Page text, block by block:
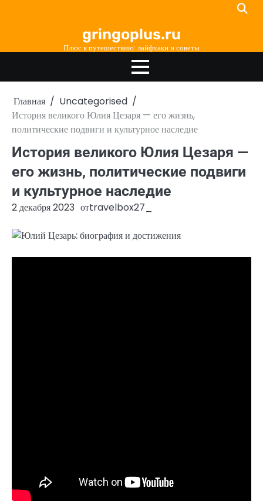
gringoplus.ru
Плюс к путешествию: лайфхаки и советы
Главная
Uncategorised
История великого Юлия Цезаря — его жизнь,
политические подвиги и культурное наследие
История великого Юлия Цезаря —
его жизнь, политические подвиги
и культурное наследие
2 декабря 2023 отtravelbox27_